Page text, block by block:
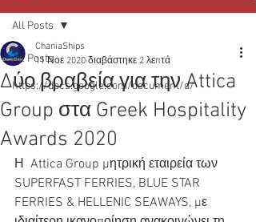
All Posts
https://docs.google.com/document/d/
All Posts
Δύο βραβεία για την Attica
Group στα Greek Hospitality
Awards 2020
ChaniaShips
11 Νοε 2020 διαβάστηκε 2 λεπτά
Η  Attica Group μητρική εταιρεία των
SUPERFAST FERRIES, BLUE STAR
FERRIES & HELLENIC SEAWAYS, με